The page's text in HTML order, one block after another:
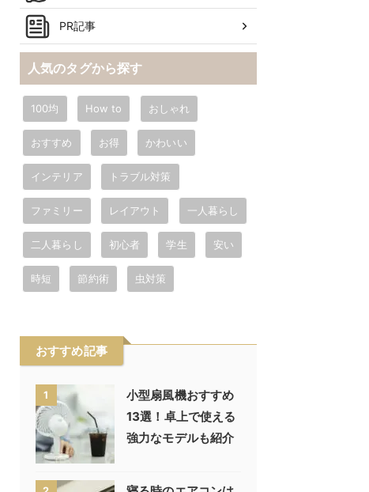
PR記事
人気のタグから探す
100均 How to おしゃれ
おすすめ お得 かわいい
インテリア トラブル対策
ファミリー レイアウト 一人暮らし
二人暮らし 初心者 学生 安い
時短 節約術 虫対策
おすすめ記事
1
小型扇風機おすすめ
13選！卓上で使える
強力なモデルも紹介